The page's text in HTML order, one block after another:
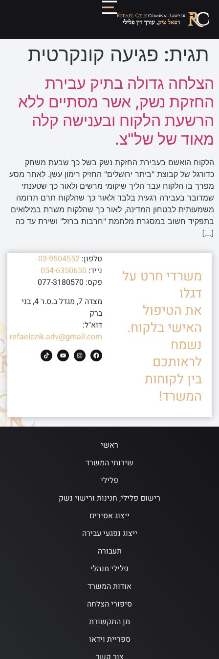
תגית: פגיעה קונקרטית
הצלחה גדולה בתיק עבירת
החזקת נשק, אשר מסתיים ללא
הרשעת הלקוח ובענישה קלה
מאוד של של"צ.
הלקוח הואשם בעבירת החזקת נשק בשל כך שבעת משחק
כדורגל של קבוצת "ביתר ירושלים" החזיק רימון עשן. לאחר מסע
מפרך בו הלקוח עבר הליך שיקומי מרשים ולאור כך שטענתי
שמדובר בעבירה רגעית בלבד ולאור כך שהלקוח תרם תרומה
משמעותית לבטחון המדינה, לאור כך שהלקוח משרת במילואים
בתפקיד חשוב במסגרת מלחמת "חרבות ברזל" ושירת עד כה
[…]
משרדי חרט על
דגלו
את הטיפול
האישי בלקוח.
נשמח
לראותכם
בין לקוחות
המשרד!
טלפון: 03-9504552
נייד: 054-6350650
פקס: 077-3180570
מצדה 7, מגדל ב.ס.ר 4, בני
ברק
דוא"ל:
refaelczik.adv@gmail.com
ראשי
שירותי המשרד
פלילי
רישום פלילי, חנינות ורישוי נשק
ייצוג אסירים
ייצוג נפגעי עבירה
תעבורה
פלילי מנהלי
אודות המשרד
סיפורי הצלחה
מן התקשורת
ספריית וידאו